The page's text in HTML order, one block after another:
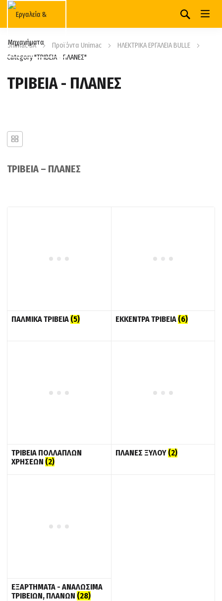
Unimac SA Προϊόντα Unimac
ΗΛΕΚΤΡΙΚΑ ΕΡΓΑΛΕΙΑ BULLE
Category "ΤΡΙΒΕΙΑ - ΠΛΑΝΕΣ"
ΤΡΙΒΕΙΑ - ΠΛΑΝΕΣ
ΤΡΙΒΕΙΑ – ΠΛΑΝΕΣ
ΠΑΛΜΙΚΑ ΤΡΙΒΕΙΑ (5) ΕΚΚΕΝΤΡΑ ΤΡΙΒΕΙΑ (6)
ΤΡΙΒΕΙΑ ΠΟΛΛΑΠΛΩΝ
ΧΡΗΣΕΩΝ (2)
ΠΛΑΝΕΣ ΞΥΛΟΥ (2)
ΕΞΑΡΤΗΜΑΤΑ - ΑΝΑΛΩΣΙΜΑ
ΤΡΙΒΕΙΩΝ, ΠΛΑΝΩΝ (28)